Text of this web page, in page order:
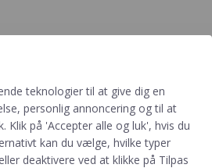
tidsrummet:
teknologier til at give dig en
personlig annoncering og til at
Klik på 'Accepter alle og luk', hvis du
kan du vælge, hvilke typer
deaktivere ved at klikke på Tilpas